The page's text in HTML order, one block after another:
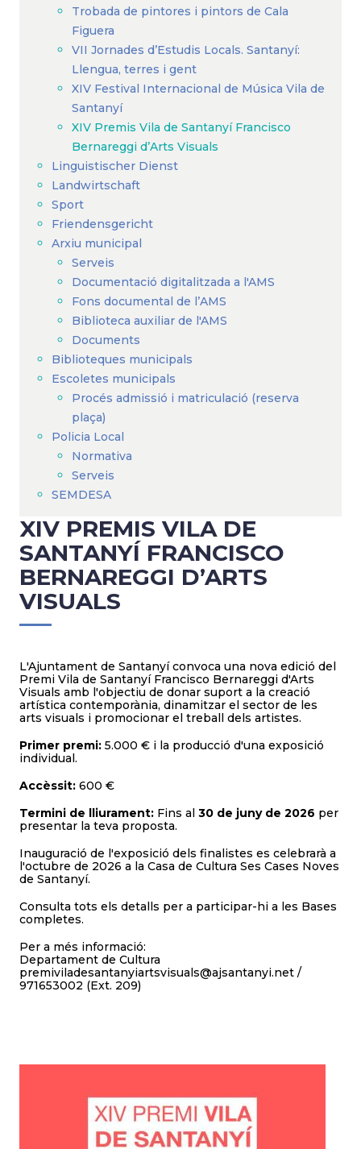
Trobada de pintores i pintors de Cala
Figuera
VII Jornades d’Estudis Locals. Santanyí:
Llengua, terres i gent
XIV Festival Internacional de Música Vila de
Santanyí
XIV Premis Vila de Santanyí Francisco
Bernareggi d’Arts Visuals
Linguistischer Dienst
Landwirtschaft
Sport
Friendensgericht
Arxiu municipal
Serveis
Documentació digitalitzada a l'AMS
Fons documental de l’AMS
Biblioteca auxiliar de l'AMS
Documents
Biblioteques municipals
Escoletes municipals
Procés admissió i matriculació (reserva
plaça)
Policia Local
Normativa
Serveis
SEMDESA
XIV PREMIS VILA DE
SANTANYÍ FRANCISCO
BERNAREGGI D’ARTS
VISUALS
L'Ajuntament de Santanyí convoca una nova edició del
Premi Vila de Santanyí Francisco Bernareggi d'Arts
Visuals amb l'objectiu de donar suport a la creació
artística contemporània, dinamitzar el sector de les
arts visuals i promocionar el treball dels artistes.
Primer premi: 5.000 € i la producció d'una exposició
individual.
Accèssit: 600 €
Termini de lliurament: Fins al 30 de juny de 2026 per
presentar la teva proposta.
Inauguració de l'exposició dels finalistes es celebrarà a
l'octubre de 2026 a la Casa de Cultura Ses Cases Noves
de Santanyí.
Consulta tots els detalls per a participar-hi a les Bases
completes.
Per a més informació:
Departament de Cultura
premiviladesantanyiartsvisuals@ajsantanyi.net /
971653002 (Ext. 209)